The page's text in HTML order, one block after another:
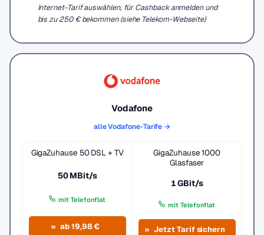
Internet-Tarif auswählen, für Cashback anmelden und
bis zu 250 € bekommen (siehe Telekom-Webseite)
Vodafone
alle Vodafone-Tarife →
GigaZuhause 50 DSL + TV
50 MBit/s
mit Telefonflat
ab 19,98 €
GigaZuhause 1000
Glasfaser
1 GBit/s
mit Telefonflat
Jetzt Tarif sichern